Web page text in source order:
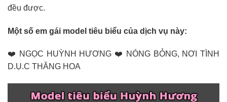
đều được.
Một số em gái model tiêu biểu của dịch vụ này:
❤️ NGỌC HUỲNH HƯƠNG ❤️ NÓNG BỎNG, NƠI TÌNH
D.Ụ.C THĂNG HOA